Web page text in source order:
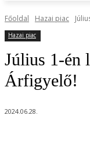
Főoldal Hazai piac
Hazai piac
Július 1-én
Árfigyelő!
2024.06.28.